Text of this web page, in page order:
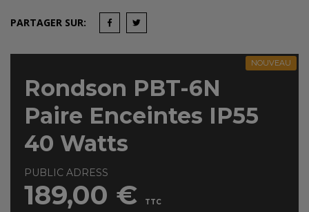
PARTAGER SUR:
NOUVEAU
Rondson PBT-6N
Paire Enceintes IP55
40 Watts
PUBLIC ADRESS
189,00 € TTC